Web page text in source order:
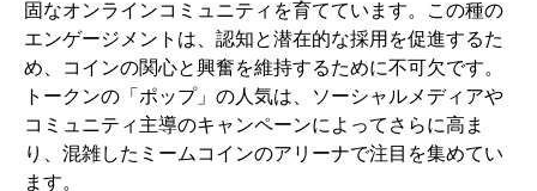
固なオンラインコミュニティを育てています。この種の
エンゲージメントは、認知と潜在的な採用を促進するた
め、コインの関心と興奮を維持するために不可欠です。
トークンの「ポップ」の人気は、ソーシャルメディアや
コミュニティ主導のキャンペーンによってさらに高ま
り、混雑したミームコインのアリーナで注目を集めてい
ます。